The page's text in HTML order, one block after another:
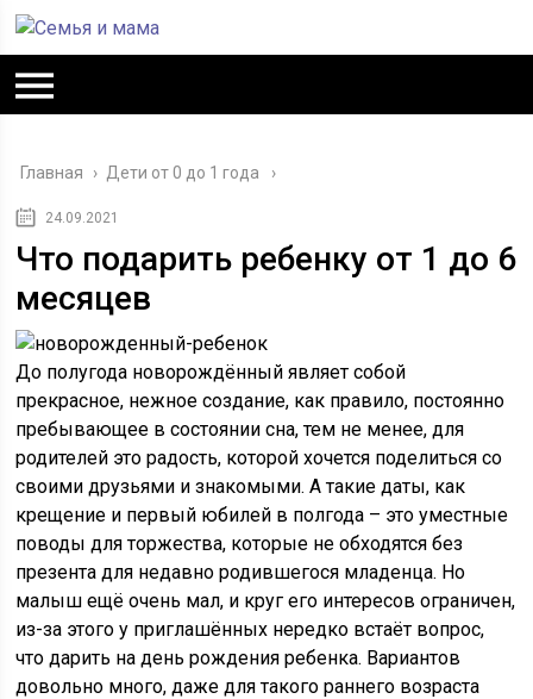
Главная › Дети от 0 до 1 года
24.09.2021
Что подарить ребенку от 1 до 6
месяцев
До полугода новорождённый являет собой
прекрасное, нежное создание, как правило, постоянно
пребывающее в состоянии сна, тем не менее, для
родителей это радость, которой хочется поделиться со
своими друзьями и знакомыми. А такие даты, как
крещение и первый юбилей в полгода – это уместные
поводы для торжества, которые не обходятся без
презента для недавно родившегося младенца. Но
малыш ещё очень мал, и круг его интересов ограничен,
из-за этого у приглашённых нередко встаёт вопрос,
что дарить на день рождения ребенка. Вариантов
довольно много, даже для такого раннего возраста